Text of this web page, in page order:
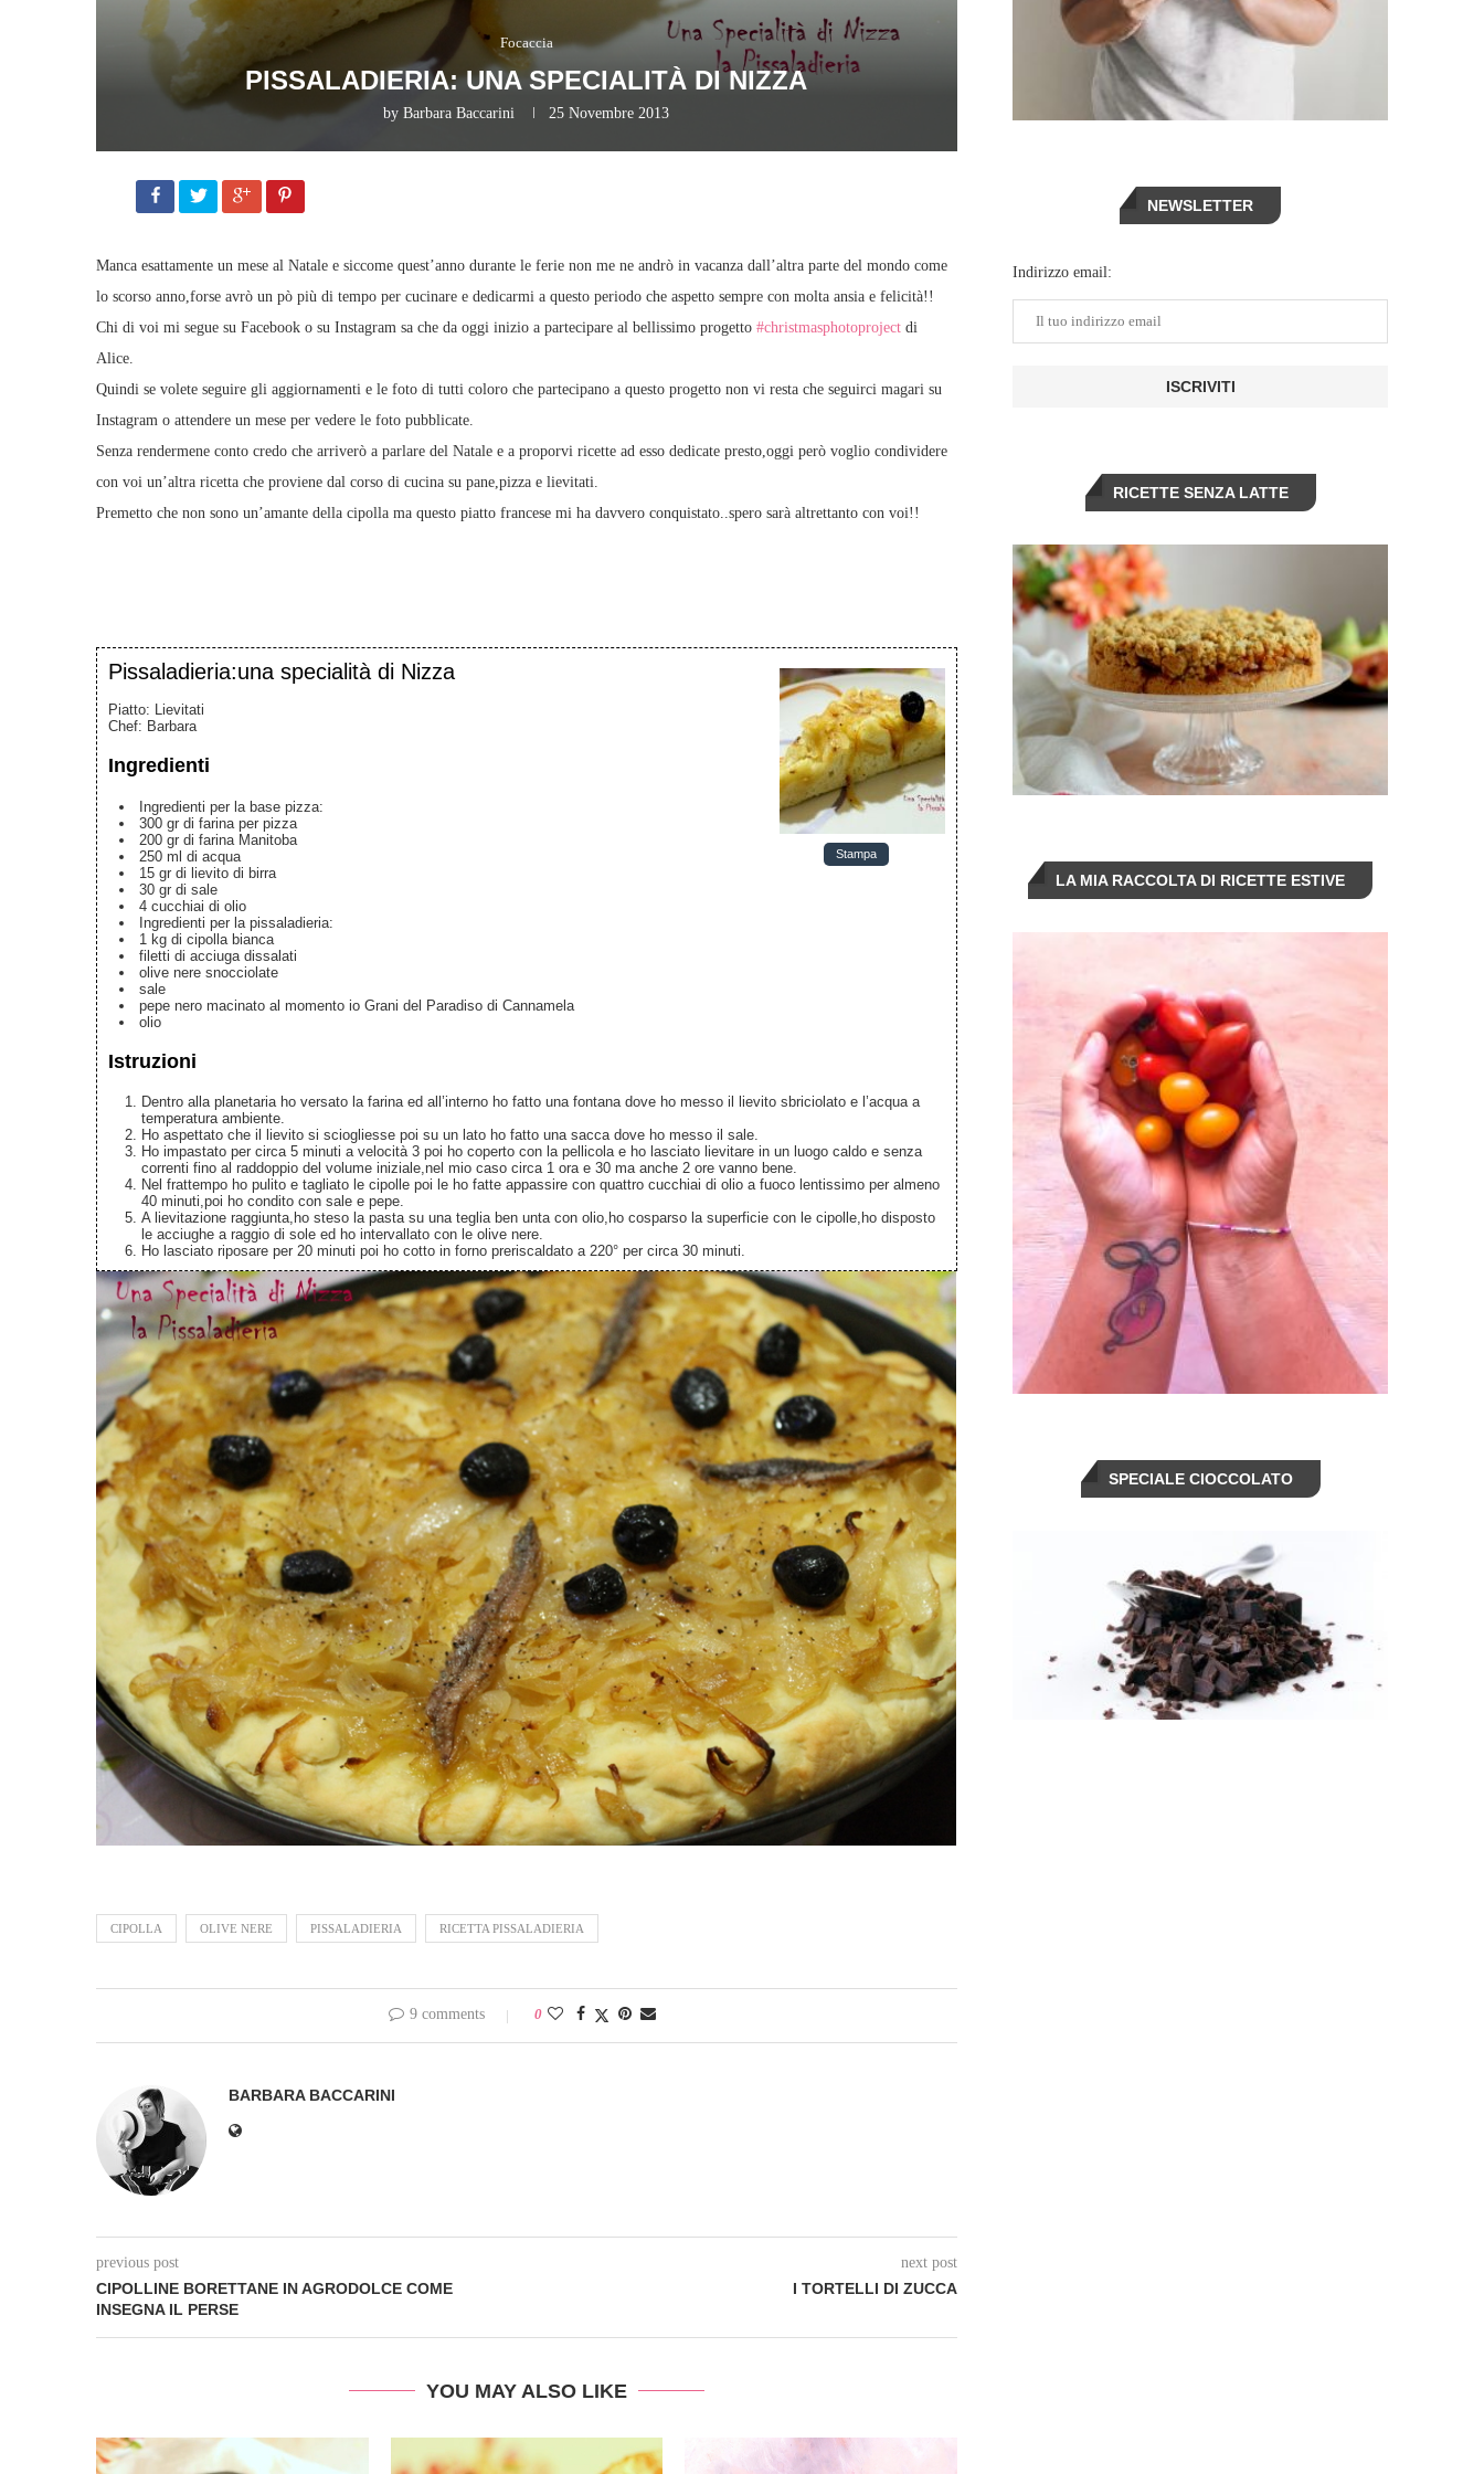
Focaccia
PISSALADIERIA: UNA SPECIALITÀ DI NIZZA
byBarbara Baccarini 25 Novembre 2013
Manca esattamente un mese al Natale e siccome quest’anno durante le ferie non me ne andrò in vacanza dall’altra parte del mondo come
lo scorso anno,forse avrò un pò più di tempo per cucinare e dedicarmi a questo periodo che aspetto sempre con molta ansia e felicità!!
Chi di voi mi segue su Facebook o su Instagram sa che da oggi inizio a partecipare al bellissimo progetto #christmasphotoproject di
Alice.
Quindi se volete seguire gli aggiornamenti e le foto di tutti coloro che partecipano a questo progetto non vi resta che seguirci magari su
Instagram o attendere un mese per vedere le foto pubblicate.
Senza rendermene conto credo che arriverò a parlare del Natale e a proporvi ricette ad esso dedicate presto,oggi però voglio condividere
con voi un’altra ricetta che proviene dal corso di cucina su pane,pizza e lievitati.
Premetto che non sono un’amante della cipolla ma questo piatto francese mi ha davvero conquistato..spero sarà altrettanto con voi!!
Stampa
Pissaladieria:una specialità di Nizza
Piatto: Lievitati
Chef: Barbara
Ingredienti
Ingredienti per la base pizza:
300 gr di farina per pizza
200 gr di farina Manitoba
250 ml di acqua
15 gr di lievito di birra
30 gr di sale
4 cucchiai di olio
Ingredienti per la pissaladieria:
1 kg di cipolla bianca
filetti di acciuga dissalati
olive nere snocciolate
sale
pepe nero macinato al momento io Grani del Paradiso di Cannamela
olio
Istruzioni
Dentro alla planetaria ho versato la farina ed all’interno ho fatto una fontana dove ho messo il lievito sbriciolato e l’acqua a
temperatura ambiente.
Ho aspettato che il lievito si sciogliesse poi su un lato ho fatto una sacca dove ho messo il sale.
Ho impastato per circa 5 minuti a velocità 3 poi ho coperto con la pellicola e ho lasciato lievitare in un luogo caldo e senza
correnti fino al raddoppio del volume iniziale,nel mio caso circa 1 ora e 30 ma anche 2 ore vanno bene.
Nel frattempo ho pulito e tagliato le cipolle poi le ho fatte appassire con quattro cucchiai di olio a fuoco lentissimo per almeno
40 minuti,poi ho condito con sale e pepe.
A lievitazione raggiunta,ho steso la pasta su una teglia ben unta con olio,ho cosparso la superficie con le cipolle,ho disposto
le acciughe a raggio di sole ed ho intervallato con le olive nere.
Ho lasciato riposare per 20 minuti poi ho cotto in forno preriscaldato a 220° per circa 30 minuti.
CIPOLLA OLIVE NERE PISSALADIERIA RICETTA PISSALADIERIA
9 comments 0
BARBARA BACCARINI
previous post
CIPOLLINE BORETTANE IN AGRODOLCE COME
INSEGNA IL PERSE
next post
I TORTELLI DI ZUCCA
YOU MAY ALSO LIKE
NEWSLETTER
Indirizzo email:
RICETTE SENZA LATTE
LA MIA RACCOLTA DI RICETTE ESTIVE
SPECIALE CIOCCOLATO